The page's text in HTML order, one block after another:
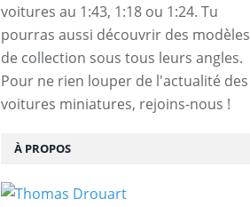
voitures au 1:43, 1:18 ou 1:24. Tu
pourras aussi découvrir des modèles
de collection sous tous leurs angles.
Pour ne rien louper de l'actualité des
voitures miniatures, rejoins-nous !
À PROPOS